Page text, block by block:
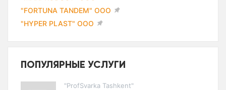
"FORTUNA TANDEM" ООО
"HYPER PLAST" ООО
ПОПУЛЯРНЫЕ УСЛУГИ
"ProfSvarka Tashkent"